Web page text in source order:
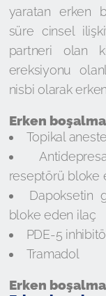
yaratan erken
süre cinsel
partneri olan
ereksiyonu
nisbi olarak
Erken
Topikal
reseptörü bloke
Dapoksetin
bloke eden ilaç
PDE-5
Tramadol
Erken